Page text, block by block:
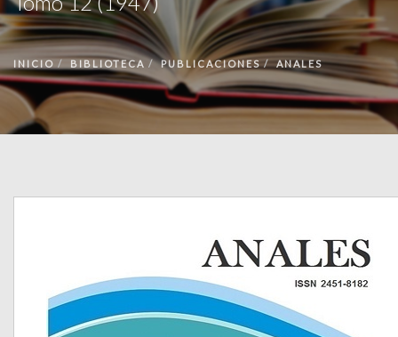
PREMIOS
BECAS
BIBLIOTECA
COMUNIDAD
VOLVER A LA PÁGINA INICIAL
INICIO BIBLIOTECA PUBLICACIONES ANALES